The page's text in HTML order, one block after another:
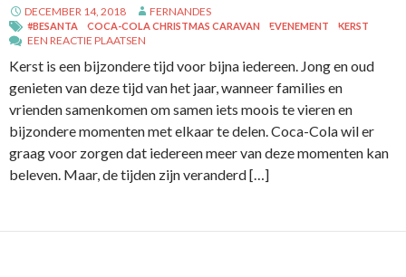
DECEMBER 14, 2018 FERNANDES
#BESANTA COCA-COLA CHRISTMAS CARAVAN EVENEMENT KERST
EEN REACTIE PLAATSEN
Kerst is een bijzondere tijd voor bijna iedereen. Jong en oud
genieten van deze tijd van het jaar, wanneer families en
vrienden samenkomen om samen iets moois te vieren en
bijzondere momenten met elkaar te delen. Coca-Cola wil er
graag voor zorgen dat iedereen meer van deze momenten kan
beleven. Maar, de tijden zijn veranderd […]